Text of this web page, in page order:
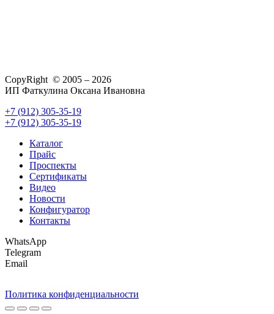
CopyRight © 2005 – 2026
ИП Фаткулина Оксана Ивановна
+7 (912) 305-35-19
+7 (912) 305-35-19
Каталог
Прайс
Проспекты
Сертификаты
Видео
Новости
Конфигуратор
Контакты
WhatsApp
Telegram
Email
Политика конфиденциальности